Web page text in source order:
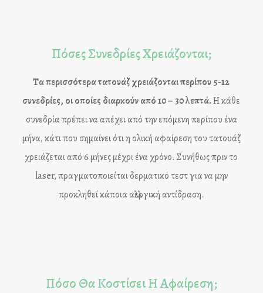
Πόσες Συνεδρίες Χρειάζονται;
Τα περισσότερα τατουάζ χρειάζονται περίπου 5-12
συνεδρίες, οι οποίες διαρκούν από 10 – 30 λεπτά.Η κάθε
συνεδρία πρέπει να απέχει από την επόμενη περίπου ένα
μήνα, κάτι που σημαίνει ότι η ολική αφαίρεση του τατουάζ
χρειάζεται από 6 μήνες μέχρι ένα χρόνο. Συνήθως πριν το
laser, πραγματοποιείται δερματικό τεστ για να μην
προκληθεί κάποια αλλεργική αντίδραση.
Πόσο Θα Κοστίσει Η Αφαίρεση;